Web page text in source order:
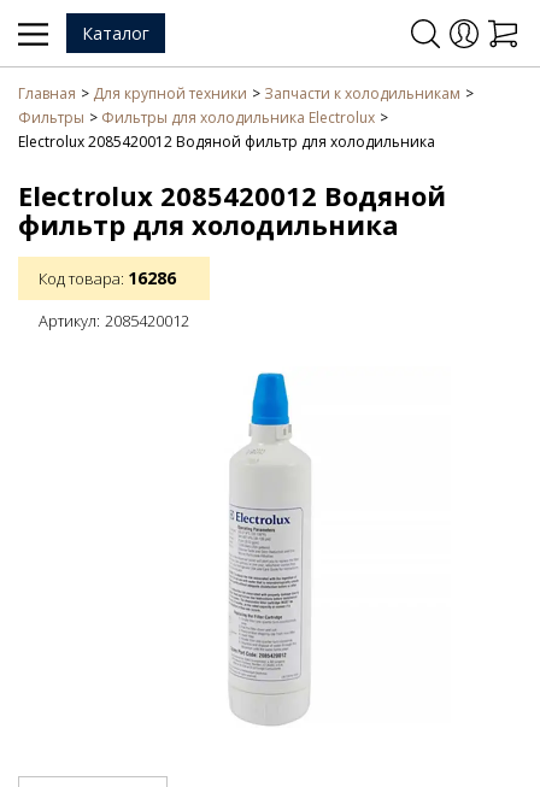
Каталог
Главная Для крупной техники
Запчасти к холодильникам
Фильтры
Фильтры для холодильника Electrolux
Electrolux 2085420012 Водяной фильтр для холодильника
Electrolux 2085420012 Водяной
фильтр для холодильника
Код товара: 16286
Артикул: 2085420012